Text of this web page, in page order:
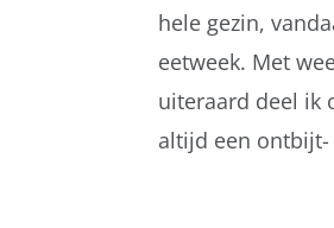
hele gezin,
eetweek. Met
uiteraard deel ik
altijd een ontbijt-